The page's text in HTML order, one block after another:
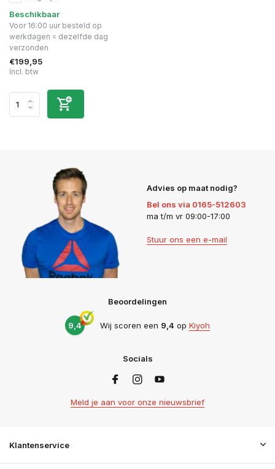
Beschikbaar
Voor 16:00 uur besteld op
werkdagen = dezelfde dag
verzonden
€199,95
Incl. btw
Advies op maat nodig?
Bel ons via 0165-512603
ma t/m vr 09:00-17:00
Stuur ons een e-mail
Beoordelingen
9,4 Wij scoren een 9,4 op Kiyoh
Socials
Meld je aan voor onze nieuwsbrief
Klantenservice